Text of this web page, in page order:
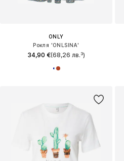
ONLY
Рокля 'ONLSINA'
34,90 €(68,26 лв.³)